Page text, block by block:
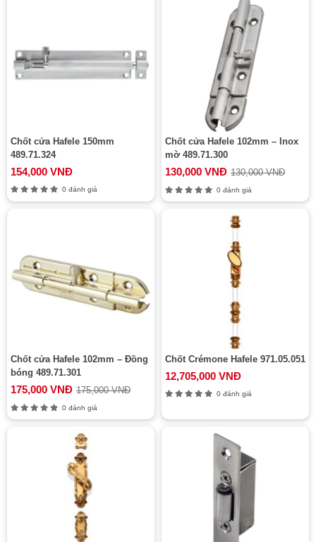
Chốt cửa Hafele 150mm
489.71.324
154,000 VNĐ
0 đánh giá
Chốt cửa Hafele 102mm – Inox
mờ 489.71.300
130,000 VNĐ 130,000 VNĐ
0 đánh giá
Chốt cửa Hafele 102mm – Đồng
bóng 489.71.301
175,000 VNĐ 175,000 VNĐ
0 đánh giá
Chốt Crémone Hafele 971.05.051
12,705,000 VNĐ
0 đánh giá